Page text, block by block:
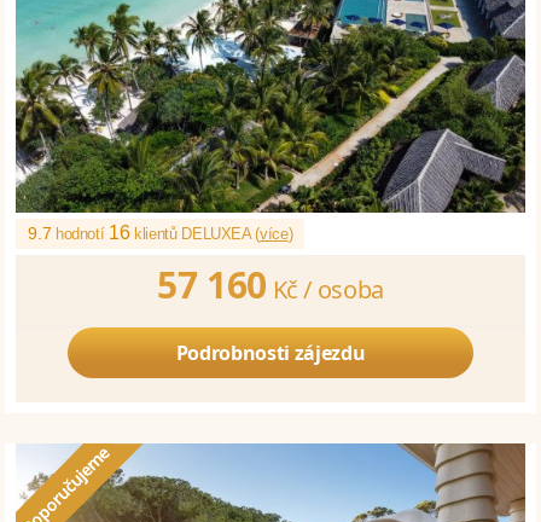
9.7 hodnotí 16klientů DELUXEA (více)
57 160 Kč / osoba
Podrobnosti zájezdu